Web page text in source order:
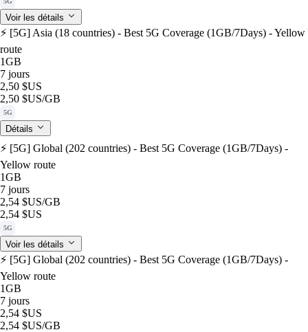
Voir les détails
⚡️ [5G] Asia (18 countries) - Best 5G Coverage (1GB/7Days) - Yellow
route
1GB
7 jours
2,50 $US
2,50 $US/GB
5G
Détails
⚡️ [5G] Global (202 countries) - Best 5G Coverage (1GB/7Days) -
Yellow route
1GB
7 jours
2,54 $US/GB
2,54 $US
5G
Voir les détails
⚡️ [5G] Global (202 countries) - Best 5G Coverage (1GB/7Days) -
Yellow route
1GB
7 jours
2,54 $US
2,54 $US/GB